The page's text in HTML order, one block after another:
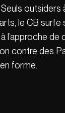
outsiders
le CB surfe
l’approche de
contre des
forme.